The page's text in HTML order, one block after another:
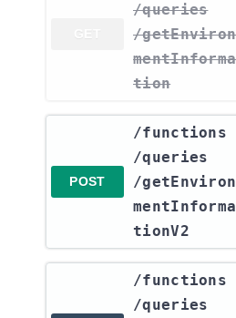
GET
/queries​
/getEnviron
mentInforma
tion
POST
​/functions​
/queries​
/getEnviron
mentInforma
tionV2
​/functions​
/queries​